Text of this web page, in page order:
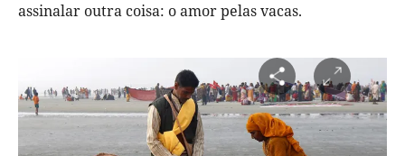
assinalar outra coisa: o amor pelas vacas.